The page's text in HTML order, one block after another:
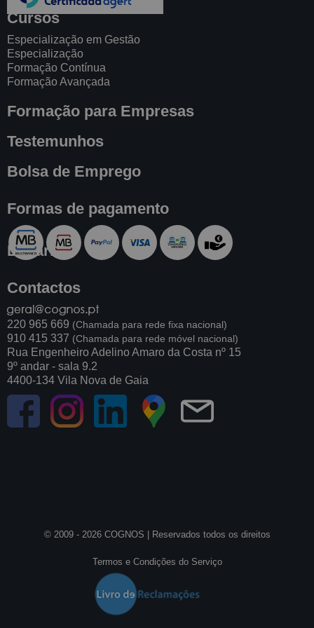
Curricular completo do nosso curso e garanta a sua vaga
para a próxima edição.> Curso de Formação Práticas
Comerciais Éticas: Os Direitos do Consumidor Online e
Offline <
Cursos
Especialização em Gestão
Especialização
Formação Contínua
Formação Avançada
Formação para Empresas
Testemunhos
Bolsa de Emprego
Formas de pagamento
Livraria
Contactos
220 965 669 (Chamada para rede fixa nacional)
910 415 337 (Chamada para rede móvel nacional)
Rua Engenheiro Adelino Amaro da Costa nº 15
9º andar - sala 9.2
4400-134 Vila Nova de Gaia
© 2009 - 2026 COGNOS | Reservados todos os direitos
Termos e Condições do Serviço